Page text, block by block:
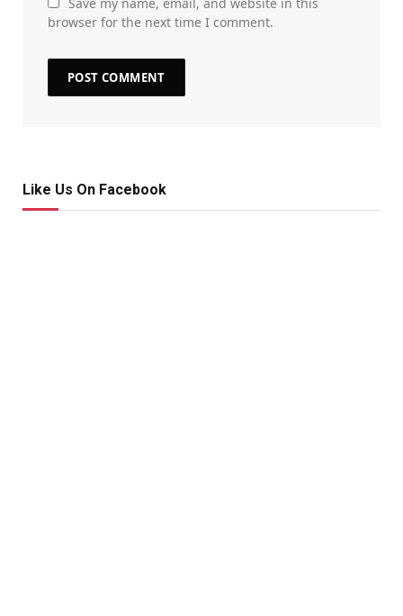
browser for the next time I comment.
Like Us On Facebook